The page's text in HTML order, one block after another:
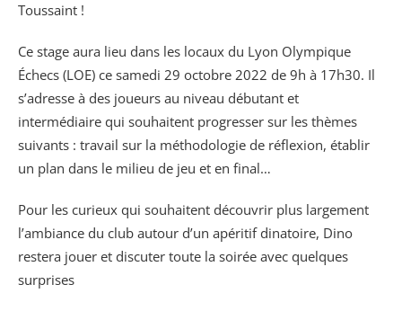
Toussaint !
Ce stage aura lieu dans les locaux du Lyon Olympique
Échecs (LOE) ce samedi 29 octobre 2022 de 9h à 17h30. Il
s’adresse à des joueurs au niveau débutant et
intermédiaire qui souhaitent progresser sur les thèmes
suivants : travail sur la méthodologie de réflexion, établir
un plan dans le milieu de jeu et en final…
Pour les curieux qui souhaitent découvrir plus largement
l’ambiance du club autour d’un apéritif dinatoire, Dino
restera jouer et discuter toute la soirée avec quelques
surprises